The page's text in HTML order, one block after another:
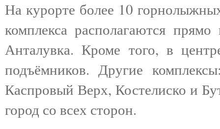
На курорте более 10
комплекса располагаются
Анталувка. Кроме того, в
подъёмников. Другие
Каспровый Верх, Костелиско и
город со всех сторон.